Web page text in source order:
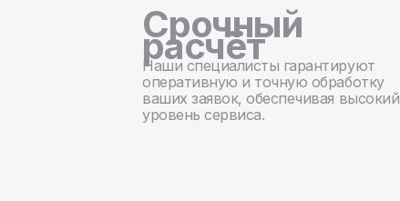
Срочный
расчёт
Наши специалисты гарантируют
оперативную и точную обработку
ваших заявок, обеспечивая высокий
уровень сервиса.